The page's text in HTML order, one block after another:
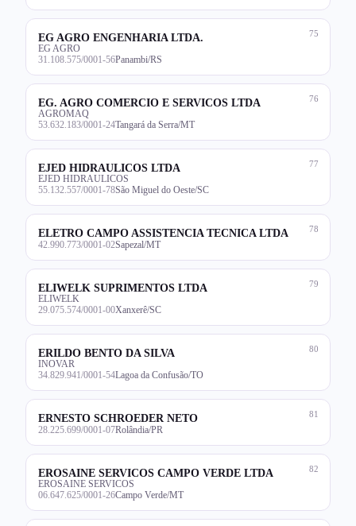
75
EG AGRO ENGENHARIA LTDA.
EG AGRO
31.108.575/0001-56Panambi/RS
76
EG. AGRO COMERCIO E SERVICOS LTDA
AGROMAQ
53.632.183/0001-24Tangará da Serra/MT
77
EJED HIDRAULICOS LTDA
EJED HIDRAULICOS
55.132.557/0001-78São Miguel do Oeste/SC
78
ELETRO CAMPO ASSISTENCIA TECNICA LTDA
42.990.773/0001-02Sapezal/MT
79
ELIWELK SUPRIMENTOS LTDA
ELIWELK
29.075.574/0001-00Xanxerê/SC
80
ERILDO BENTO DA SILVA
INOVAR
34.829.941/0001-54Lagoa da Confusão/TO
81
ERNESTO SCHROEDER NETO
28.225.699/0001-07Rolândia/PR
82
EROSAINE SERVICOS CAMPO VERDE LTDA
EROSAINE SERVICOS
06.647.625/0001-26Campo Verde/MT